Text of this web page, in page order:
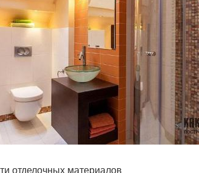
отделочных материалов